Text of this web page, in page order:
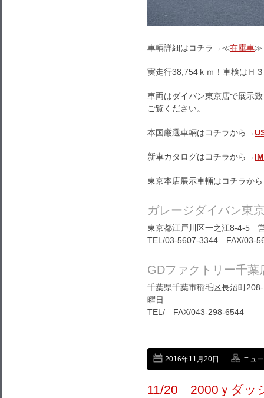
車輌詳細はコチラ→≪在庫車≫
実走行38,754ｋｍ！車検はＨ
車両はダイバン東京店で展示
ご覧ください。
本国厳選車輛はコチラから→
新車カタログはコチラから→
東京本店展示車輛はコチラか
ガレージダイバン東
東京都江戸川区一之江8-4-5
TEL/03-5607-3344 FAX/03-
GDファクトリー千葉
千葉県千葉市稲毛区長沼町
曜日
TEL/ FAX/043-298-6544
2016年11月20日 ニュ
11/20 2000ｙダッ